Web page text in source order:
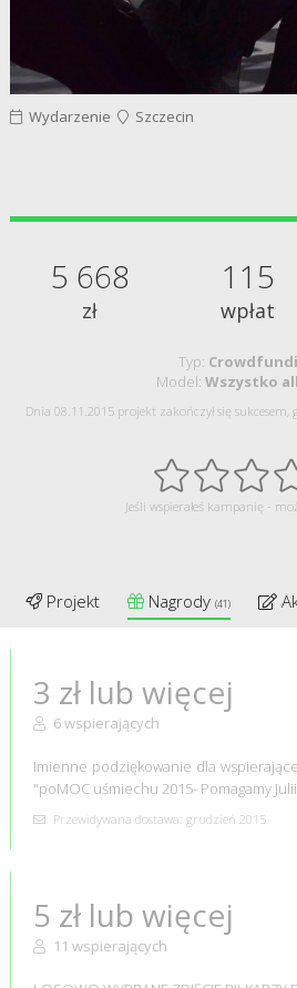
Wydarzenie Szczecin
5 668
zł
115
wpłat
Typ:
Model: Wszystko
Dnia 08.11.2015 projekt zakończył się sukcesem,
Jeśli wspierałeś kampanię -
Projekt Nagrody(41)
3 zł lub więcej
6 wspierających
Imienne podziękowanie dla
"poMOC uśmiechu 2015- Pomagamy
Przewidywana dostawa: grudzień 2015
5 zł lub więcej
11 wspierających